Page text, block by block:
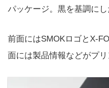
パッケージ。黒を基調にし
前面にはSMOKロゴとX-
面には製品情報などがプリ